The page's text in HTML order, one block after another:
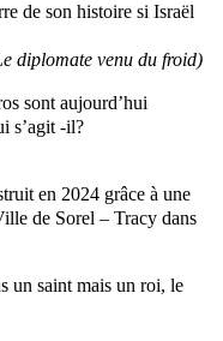
de son histoire si Israël
diplomate venu du froid)
sont aujourd’hui
s’agit -il?
en 2024 grâce à une
de Sorel – Tracy dans
un saint mais un roi, le